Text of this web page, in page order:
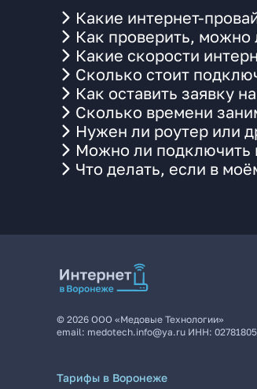
Какие интернет-
Как проверить, можно
Какие скорости
Сколько стоит
Как оставить заявку
Сколько времени
Нужен ли роутер или
Можно ли подключить
Что делать, если в
© 2026 ООО «Медовые Технологии»
email: medotech.info@ya.ru ИНН:
Тарифы в Воронеже